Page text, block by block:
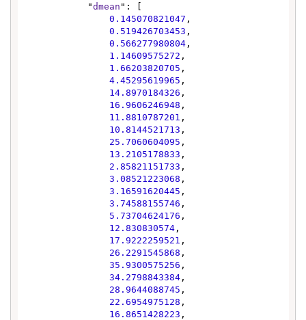
            "
dmean ": [
0.145070821047 ,
0.519426703453 ,
0.566277980804 ,
1.14609575272 ,
1.66203820705 ,
4.45295619965 ,
14.8970184326 ,
16.9606246948 ,
11.8810787201 ,
10.8144521713 ,
25.7060604095 ,
13.2105178833 ,
2.85821151733 ,
3.08521223068 ,
3.16591620445 ,
3.74588155746 ,
5.73704624176 ,
12.830830574 ,
17.9222259521 ,
26.2291545868 ,
35.9300575256 ,
34.2798843384 ,
28.9644088745 ,
22.6954975128 ,
16.8651428223 ,